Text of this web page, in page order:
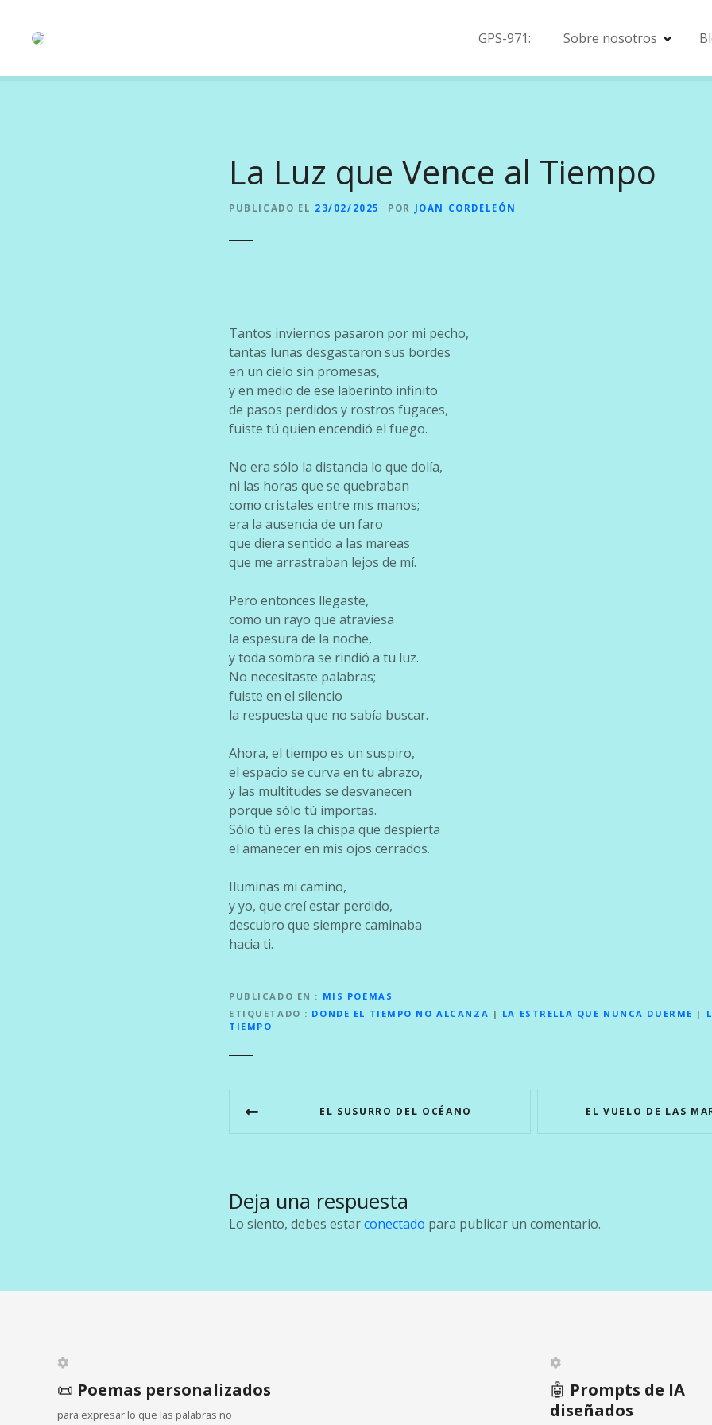
GPS-971: Sobre nosotros
La Luz que Vence al Tiempo
PUBLICADO EL 23/02/2025 POR JOAN CORDELEÓN
Tantos inviernos pasaron por mi pecho,
tantas lunas desgastaron sus bordes
en un cielo sin promesas,
y en medio de ese laberinto infinito
de pasos perdidos y rostros fugaces,
fuiste tú quien encendió el fuego.
No era sólo la distancia lo que dolía,
ni las horas que se quebraban
como cristales entre mis manos;
era la ausencia de un faro
que diera sentido a las mareas
que me arrastraban lejos de mí.
Pero entonces llegaste,
como un rayo que atraviesa
la espesura de la noche,
y toda sombra se rindió a tu luz.
No necesitaste palabras;
fuiste en el silencio
la respuesta que no sabía buscar.
Ahora, el tiempo es un suspiro,
el espacio se curva en tu abrazo,
y las multitudes se desvanecen
porque sólo tú importas.
Sólo tú eres la chispa que despierta
el amanecer en mis ojos cerrados.
Iluminas mi camino,
y yo, que creí estar perdido,
descubro que siempre caminaba
hacia ti.
PUBLICADO EN
MIS POEMAS
ETIQUETADO
DONDE EL TIEMPO NO ALCANZA | LA ESTRELLA QUE NUNCA DUERME |
TIEMPO
N
e
g
c
n
EL SUSURRO DEL OCÉANO EL VUELO DE LAS
Deja una respuesta
Lo siento, debes estarconectado para publicar un comentario.
📜 Poemas personalizados
para expresar lo que las palabras no
🤖 Prompts de IA
diseñados